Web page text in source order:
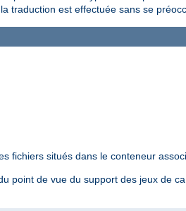
traduction est effectuée sans se
fichiers situés dans le conteneur
point de vue du support des jeux de